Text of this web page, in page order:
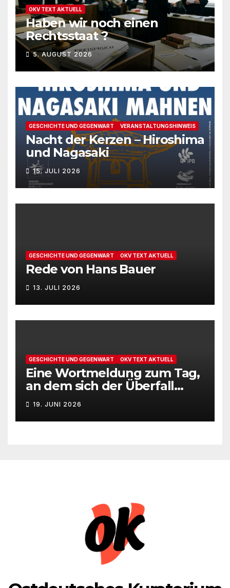
OKV TEXT AKTUELL
Haben wir noch einen
Rechtsstaat ?
5. AUGUST 2026
GESCHICHTE UND GEGENWART VERANSTALTUNGSHINWEIS
Nacht der Kerzen – Hiroshima
und Nagasaki
15. JULI 2026
GESCHICHTE UND GEGENWART OKV TEXT AKTUELL
Rede von Hans Bauer
13. JULI 2026
GESCHICHTE UND GEGENWART OKV TEXT AKTUELL
Eine Wortmeldung zum Tag,
an dem sich der Überfall
Deutschlands auf die UdSSR
1941 zum 85. Male jährt
19. JUNI 2026